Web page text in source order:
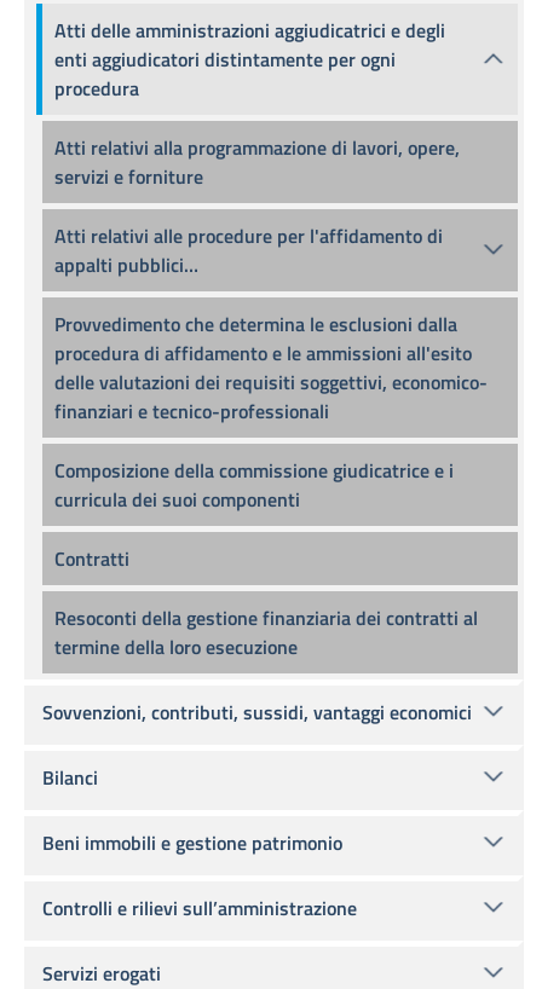
Atti delle amministrazioni aggiudicatrici e degli
enti aggiudicatori distintamente per ogni
procedura
Atti relativi alla programmazione di lavori, opere,
servizi e forniture
Atti relativi alle procedure per l'affidamento di
appalti pubblici…
Provvedimento che determina le esclusioni dalla
procedura di affidamento e le ammissioni all'esito
delle valutazioni dei requisiti soggettivi, economico-
finanziari e tecnico-professionali
Composizione della commissione giudicatrice e i
curricula dei suoi componenti
Contratti
Resoconti della gestione finanziaria dei contratti al
termine della loro esecuzione
Sovvenzioni, contributi, sussidi, vantaggi economici
Bilanci
Beni immobili e gestione patrimonio
Controlli e rilievi sull’amministrazione
Servizi erogati